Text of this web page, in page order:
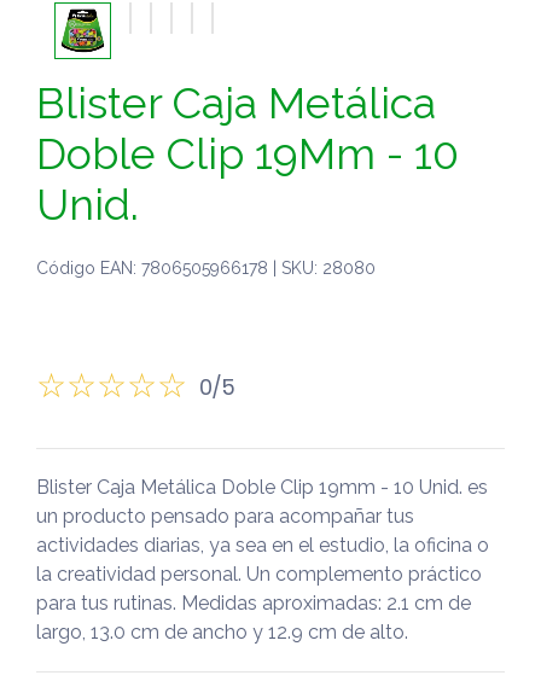
Blister Caja Metálica
Doble Clip 19Mm - 10
Unid.
Código EAN: 7806505966178 | SKU: 28080
0/5
Blister Caja Metálica Doble Clip 19mm - 10 Unid. es
un producto pensado para acompañar tus
actividades diarias, ya sea en el estudio, la oficina o
la creatividad personal. Un complemento práctico
para tus rutinas. Medidas aproximadas: 2.1 cm de
largo, 13.0 cm de ancho y 12.9 cm de alto.